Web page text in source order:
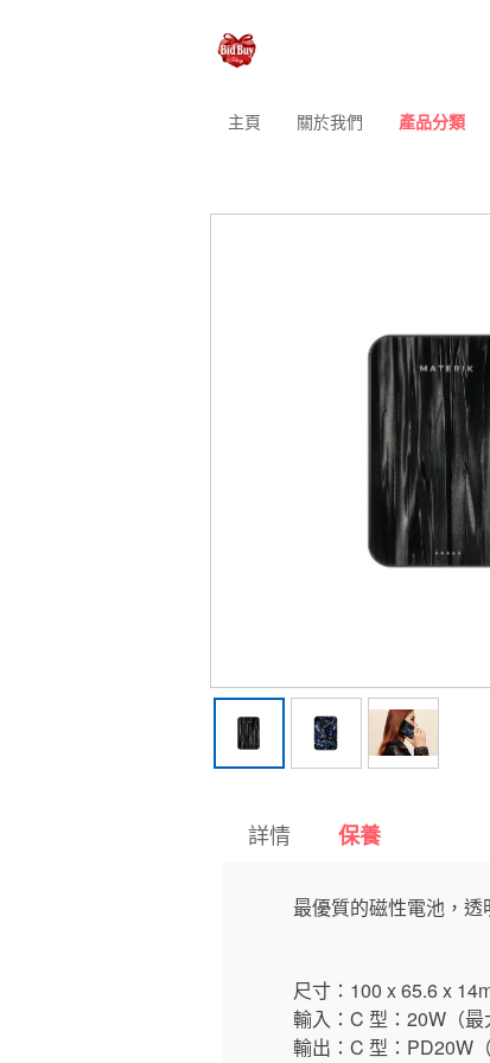
主頁 關於我們 產品分類
詳情 保養
最優質的磁性電池，
尺寸：100 x 65.6 x
輸入：C 型：20W（最
輸出：C 型：PD20W（